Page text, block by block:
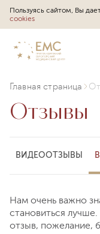
Пользуясь сайтом, Вы
cookies
Главная страница
Отзывы
ВИДЕООТЗЫВЫ
Нам очень важно
становиться
отзыв, пожелание,